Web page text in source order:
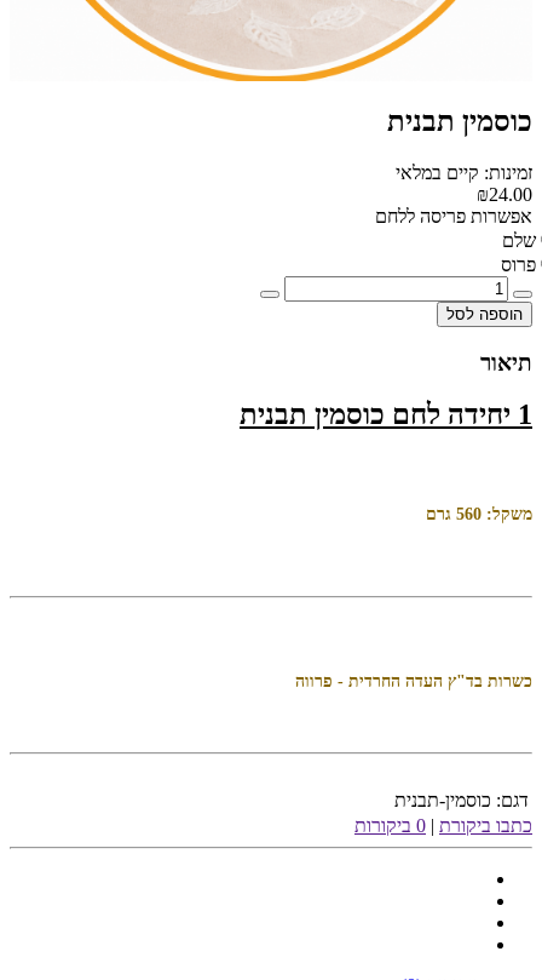
כוסמין תבנית
זמינות: קיים במלאי
₪24.00
אפשרות פריסה ללחם
שלם
פרוס
הוספה לסל
תיאור
1 יחידה לחם כוסמין תבנית
משקל: 560 גרם
כשרות בד"ץ העדה החרדית - פרווה
דגם: כוסמין-תבנית
כתבו ביקורת | 0 ביקורות